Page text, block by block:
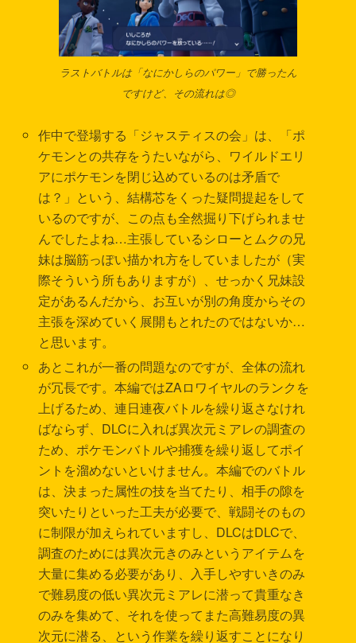
ラストバトルは「なにかしらのパワー」で勝ったん
ですけど、その流れは◎
作中で登場する「ジャスティスの会」は、「ポ
ケモンとの共存をうたいながら、ワイルドエリ
アにポケモンを閉じ込めているのは矛盾で
は？」という、結構芯をくった疑問提起をして
いるのですが、この点も全然掘り下げられませ
んでしたよね…主張しているシローとムクの兄
妹は脳筋っぽい描かれ方をしていましたが（実
際そういう所もありますが）、せっかく兄妹設
定があるんだから、お互いが別の角度からその
主張を深めていく展開もとれたのではないか…
と思います。
あとこれが一番の問題なのですが、全体の流れ
が冗長です。本編ではZAロワイヤルのランクを
上げるため、連日連夜バトルを繰り返さなけれ
ばならず、DLCに入れば異次元ミアレの調査の
ため、ポケモンバトルや捕獲を繰り返してポイ
ントを溜めないといけません。本編でのバトル
は、決まった属性の技を当てたり、相手の隙を
突いたりといった工夫が必要で、戦闘そのもの
に制限が加えられていますし、DLCはDLCで、
調査のためには異次元きのみというアイテムを
大量に集める必要があり、入手しやすいきのみ
で難易度の低い異次元ミアレに潜って貴重なき
のみを集めて、それを使ってまた高難易度の異
次元に潜る、という作業を繰り返すことになり